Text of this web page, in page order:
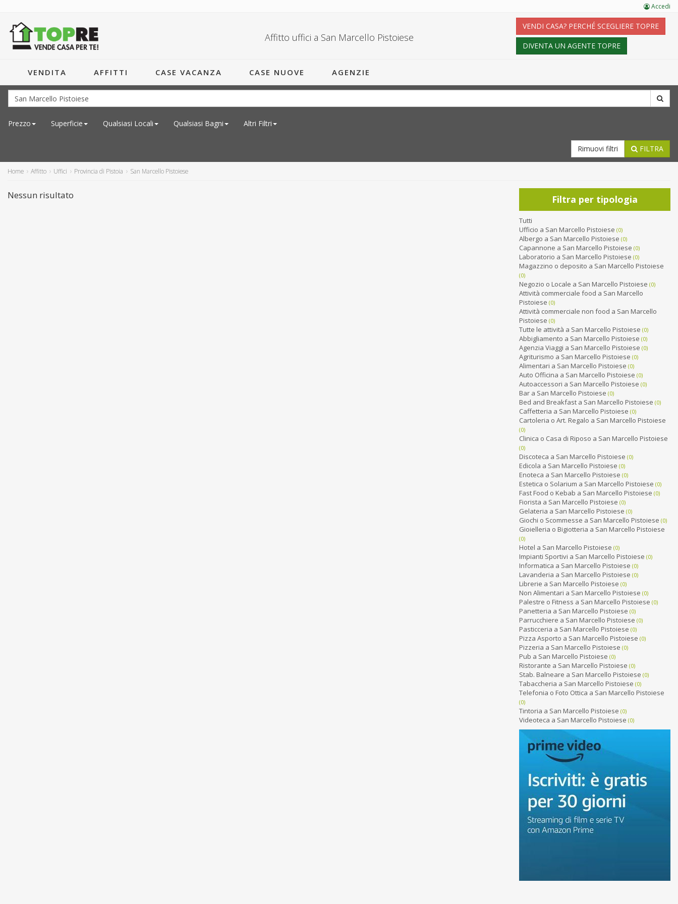
Affitto uffici a San Marcello Pistoiese
VENDI CASA? PERCHÉ SCEGLIERE TOPRE
DIVENTA UN AGENTE TOPRE
VENDITA AFFITTI CASE VACANZA CASE NUOVE AGENZIE
Prezzo Superficie Qualsiasi Locali Qualsiasi Bagni Altri Filtri
FILTRA
Rimuovi filtri
Home Affitto Uffici Provincia di Pistoia San Marcello Pistoiese
Nessun risultato Filtra per tipologia
Tutti
Ufficio a San Marcello Pistoiese (0)
Albergo a San Marcello Pistoiese (0)
Capannone a San Marcello Pistoiese (0)
Laboratorio a San Marcello Pistoiese (0)
Magazzino o deposito a San Marcello Pistoiese
(0)
Negozio o Locale a San Marcello Pistoiese (0)
Attività commerciale food a San Marcello
Pistoiese (0)
Attività commerciale non food a San Marcello
Pistoiese (0)
Tutte le attività a San Marcello Pistoiese (0)
Abbigliamento a San Marcello Pistoiese (0)
Agenzia Viaggi a San Marcello Pistoiese (0)
Agriturismo a San Marcello Pistoiese (0)
Alimentari a San Marcello Pistoiese (0)
Auto Officina a San Marcello Pistoiese (0)
Autoaccessori a San Marcello Pistoiese (0)
Bar a San Marcello Pistoiese (0)
Bed and Breakfast a San Marcello Pistoiese (0)
Caffetteria a San Marcello Pistoiese (0)
Cartoleria o Art. Regalo a San Marcello Pistoiese
(0)
Clinica o Casa di Riposo a San Marcello Pistoiese
(0)
Discoteca a San Marcello Pistoiese (0)
Edicola a San Marcello Pistoiese (0)
Enoteca a San Marcello Pistoiese (0)
Estetica o Solarium a San Marcello Pistoiese (0)
Fast Food o Kebab a San Marcello Pistoiese (0)
Fiorista a San Marcello Pistoiese (0)
Gelateria a San Marcello Pistoiese (0)
Giochi o Scommesse a San Marcello Pistoiese (0)
Gioielleria o Bigiotteria a San Marcello Pistoiese
(0)
Hotel a San Marcello Pistoiese (0)
Impianti Sportivi a San Marcello Pistoiese (0)
Informatica a San Marcello Pistoiese (0)
Lavanderia a San Marcello Pistoiese (0)
Librerie a San Marcello Pistoiese (0)
Non Alimentari a San Marcello Pistoiese (0)
Palestre o Fitness a San Marcello Pistoiese (0)
Panetteria a San Marcello Pistoiese (0)
Parrucchiere a San Marcello Pistoiese (0)
Pasticceria a San Marcello Pistoiese (0)
Pizza Asporto a San Marcello Pistoiese (0)
Pizzeria a San Marcello Pistoiese (0)
Pub a San Marcello Pistoiese (0)
Ristorante a San Marcello Pistoiese (0)
Stab. Balneare a San Marcello Pistoiese (0)
Tabaccheria a San Marcello Pistoiese (0)
Telefonia o Foto Ottica a San Marcello Pistoiese
(0)
Tintoria a San Marcello Pistoiese (0)
Videoteca a San Marcello Pistoiese (0)
Accedi